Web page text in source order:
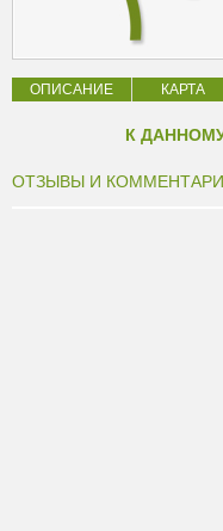
ОПИСАНИЕ КАРТА
К
ОТЗЫВЫ И